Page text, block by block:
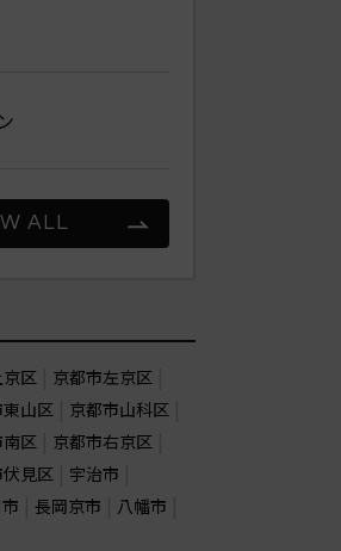
ALL
区
京都市左京区
山区
京都市山科区
区
京都市右京区
見区
宇治市
長岡京市
八幡市